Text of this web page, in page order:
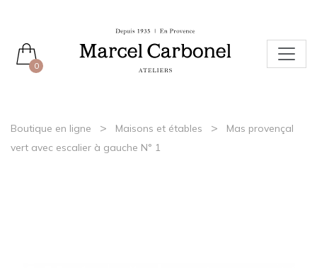
0
Boutique en ligne > Maisons et étables >
Mas provençal
vert avec escalier à gauche N° 1